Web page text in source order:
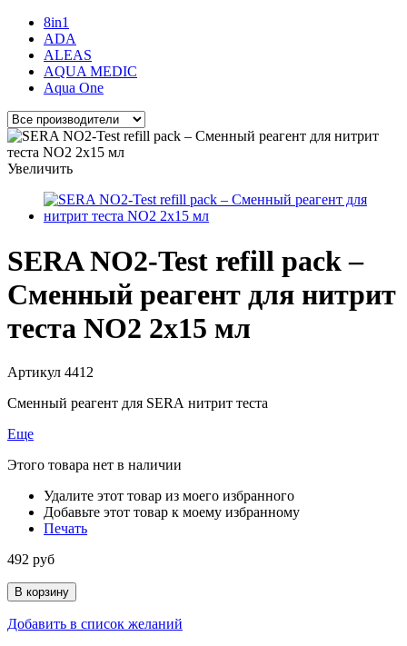
8in1
ADA
ALEAS
AQUA MEDIC
Aqua One
Увеличить
SERA NO2-Test refill pack –
Сменный реагент для нитрит
теста NO2 2x15 мл
Артикул 4412
Сменный реагент для SERA нитрит теста
Еще
Этого товара нет в наличии
Удалите этот товар из моего избранного
Добавьте этот товар к моему избранному
Печать
492 руб
В корзину
Добавить в список желаний